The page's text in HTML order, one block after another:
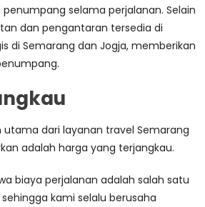
selama perjalanan. Selain
dan pengantaran tersedia di
di Semarang dan Jogja, memberikan
utama dari layanan travel Semarang
adalah harga yang terjangkau.
biaya perjalanan adalah salah satu
kami selalu berusaha